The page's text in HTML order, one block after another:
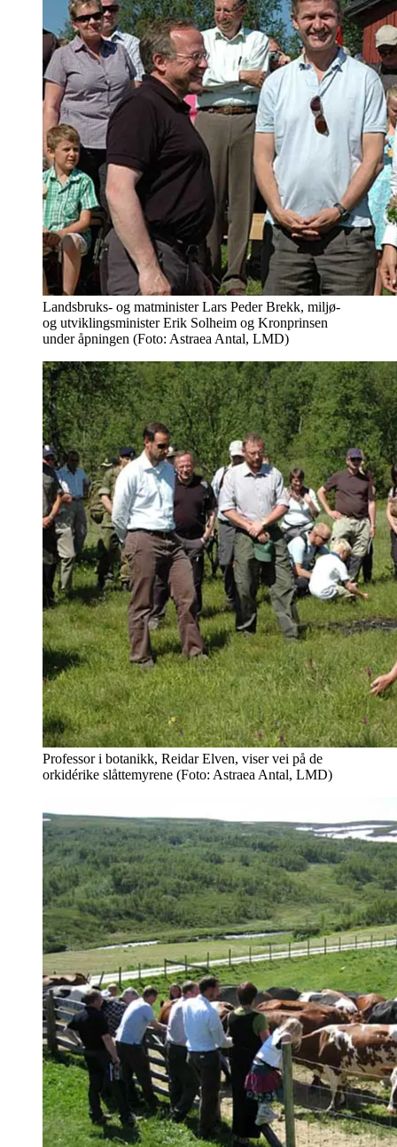
Landsbruks- og matminister Lars Peder Brekk, miljø-
og utviklingsminister Erik Solheim og Kronprinsen
under åpningen (Foto: Astraea Antal, LMD)
Professor i botanikk, Reidar Elven, viser vei på de
orkidérike slåttemyrene (Foto: Astraea Antal, LMD)